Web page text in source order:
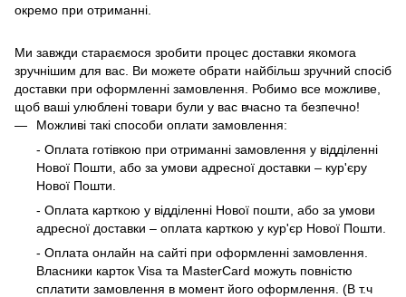
окремо при отриманні.
Ми завжди стараємося зробити процес доставки якомога
зручнішим для вас. Ви можете обрати найбільш зручний спосіб
доставки при оформленні замовлення. Робимо все можливе,
щоб ваші улюблені товари були у вас вчасно та безпечно!
Можливі такі способи оплати замовлення:
- Оплата готівкою при отриманні замовлення у відділенні
Нової Пошти, або за умови адресної доставки – кур'єру
Нової Пошти.
- Оплата карткою у відділенні Нової пошти, або за умови
адресної доставки – оплата карткою у кур'єр Нової Пошти.
- Оплата онлайн на сайті при оформленні замовлення.
Власники карток Visa та MasterCard можуть повністю
сплатити замовлення в момент його оформлення. (В т.ч